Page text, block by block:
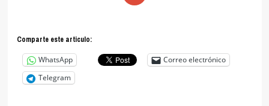
Comparte este articulo:
WhatsApp
Correo electrónico
Telegram